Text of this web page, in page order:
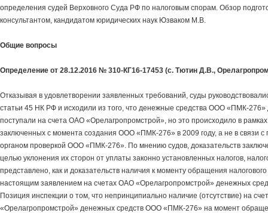
определения судей Верховного Суда РФ по налоговым спорам. Обзор
консультантом, кандидатом юридических наук Юзваком М.В.
Общие вопросы
Определение от 28.12.2016 № 310-КГ16-17453 (с. Тютин Д.В.,
Отказывая в удовлетворении заявленных требований, суды
статьи 45 НК РФ и исходили из того, что денежные средства ООО «ПМК-276»
поступали на счета ОАО «Орелагропромстрой», но это происходило в рамках
заключенных с момента создания ООО «ПМК-276» в 2009 году, а не в связи
органом проверкой ООО «ПМК-276». По мнению судов, доказательств
целью уклонения их сторон от уплаты законно установленных налогов,
представлено, как и доказательств наличия к моменту обращения налогового
настоящим заявлением на счетах ОАО «Орелагропромстрой» денежных
Позиция инспекции о том, что непринципиально наличие (отсутствие) на
«Орелагропромстрой» денежных средств ООО «ПМК-276» на момент